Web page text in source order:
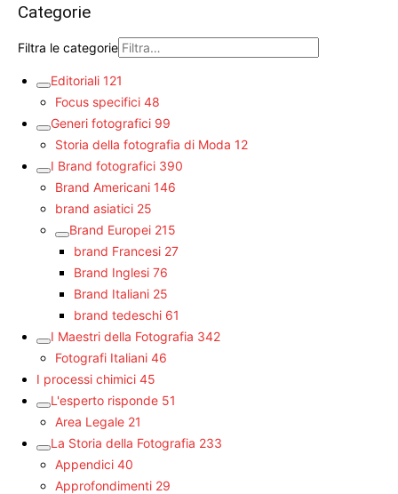
Categorie
Filtra le categorie
Editoriali 121
Focus specifici 48
Generi fotografici 99
Storia della fotografia di Moda 12
I Brand fotografici 390
Brand Americani 146
brand asiatici 25
Brand Europei 215
brand Francesi 27
Brand Inglesi 76
Brand Italiani 25
brand tedeschi 61
I Maestri della Fotografia 342
Fotografi Italiani 46
I processi chimici 45
L'esperto risponde 51
Area Legale 21
La Storia della Fotografia 233
Appendici 40
Approfondimenti 29